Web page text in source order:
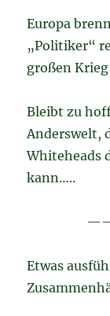
Europa
„Politiker“
großen
Bleibt zu
Anderswelt,
Whiteheads
kann…..
Etwas